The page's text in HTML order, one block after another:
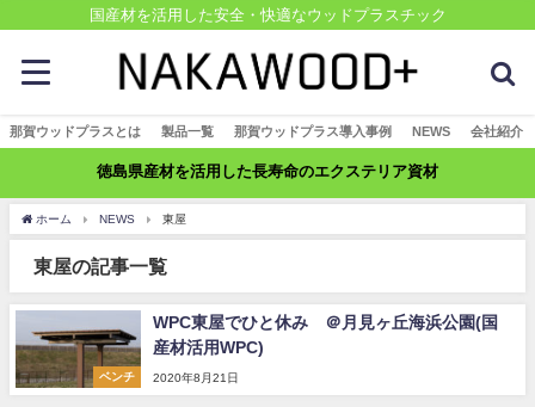
国産材を活用した安全・快適なウッドプラスチック
那賀ウッドプラスとは 製品一覧 那賀ウッドプラス導入事例 NEWS 会社紹介
徳島県産材を活用した長寿命のエクステリア資材
ホーム NEWS 東屋
東屋の記事一覧
ベンチ
WPC東屋でひと休み ＠月見ヶ丘海浜公園(国
産材活用WPC)
2020年8月21日